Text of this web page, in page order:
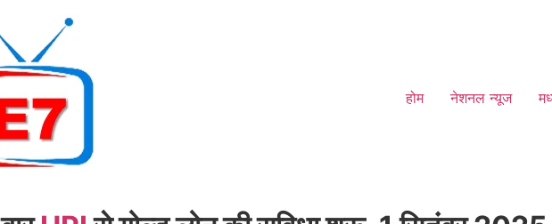
होम नेशनल न्यूज